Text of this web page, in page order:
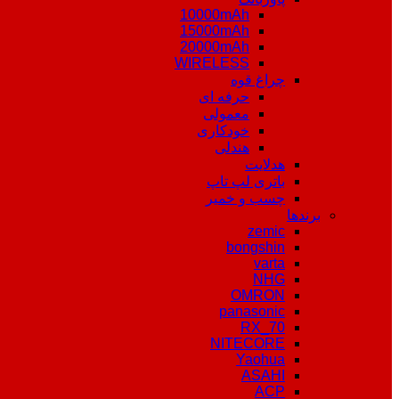
10000mAh
15000mAh
20000mAh
WIRELESS
چراغ قوه
حرفه ای
معمولی
خودکاری
هندلی
هدلایت
باتری لپ تاپ
چسب و خمیر
برندها
zemic
bongshin
varta
NHG
OMRON
panasonic
RX_70
NITECORE
Yaohua
ASAHI
ACP